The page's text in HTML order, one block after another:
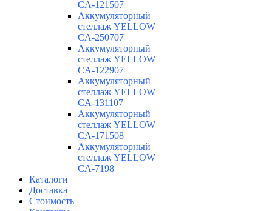
CA-121507
Аккумуляторный
стеллаж YELLOW
CA-250707
Аккумуляторный
стеллаж YELLOW
CA-122907
Аккумуляторный
стеллаж YELLOW
CA-131107
Аккумуляторный
стеллаж YELLOW
CA-171508
Аккумуляторный
стеллаж YELLOW
CA-7198
Каталоги
Доставка
Стоимость